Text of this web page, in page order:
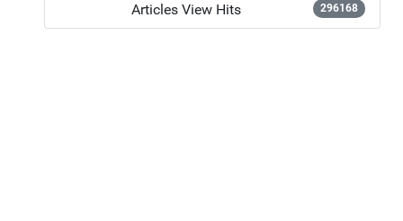
Articles View Hits 296168